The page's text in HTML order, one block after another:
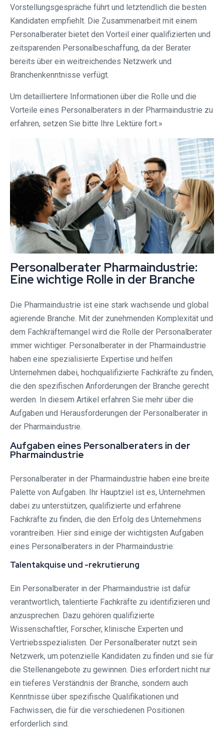
Vorstellungsgespräche führt und letztendlich die besten
Kandidaten empfiehlt. Die Zusammenarbeit mit einem
Personalberater bietet den Vorteil einer qualifizierten und
zeitsparenden Personalbeschaffung, da der Berater
bereits über ein weitreichendes Netzwerk und
Branchenkenntnisse verfügt.
Um detailliertere Informationen über die Rolle und die
Vorteile eines Personalberaters in der Pharmaindustrie zu
erfahren, setzen Sie bitte Ihre Lektüre fort.»
Personalberater Pharmaindustrie:
Eine wichtige Rolle in der Branche
Die Pharmaindustrie ist eine stark wachsende und global
agierende Branche. Mit der zunehmenden Komplexität und
dem Fachkräftemangel wird die Rolle der Personalberater
immer wichtiger. Personalberater in der Pharmaindustrie
haben eine spezialisierte Expertise und helfen
Unternehmen dabei, hochqualifizierte Fachkräfte zu finden,
die den spezifischen Anforderungen der Branche gerecht
werden. In diesem Artikel erfahren Sie mehr über die
Aufgaben und Herausforderungen der Personalberater in
der Pharmaindustrie.
Aufgaben eines Personalberaters in der
Pharmaindustrie
Personalberater in der Pharmaindustrie haben eine breite
Palette von Aufgaben. Ihr Hauptziel ist es, Unternehmen
dabei zu unterstützen, qualifizierte und erfahrene
Fachkräfte zu finden, die den Erfolg des Unternehmens
vorantreiben. Hier sind einige der wichtigsten Aufgaben
eines Personalberaters in der Pharmaindustrie:
Talentakquise und -rekrutierung
Ein Personalberater in der Pharmaindustrie ist dafür
verantwortlich, talentierte Fachkräfte zu identifizieren und
anzusprechen. Dazu gehören qualifizierte
Wissenschaftler, Forscher, klinische Experten und
Vertriebsspezialisten. Der Personalberater nutzt sein
Netzwerk, um potenzielle Kandidaten zu finden und sie für
die Stellenangebote zu gewinnen. Dies erfordert nicht nur
ein tieferes Verständnis der Branche, sondern auch
Kenntnisse über spezifische Qualifikationen und
Fachwissen, die für die verschiedenen Positionen
erforderlich sind.